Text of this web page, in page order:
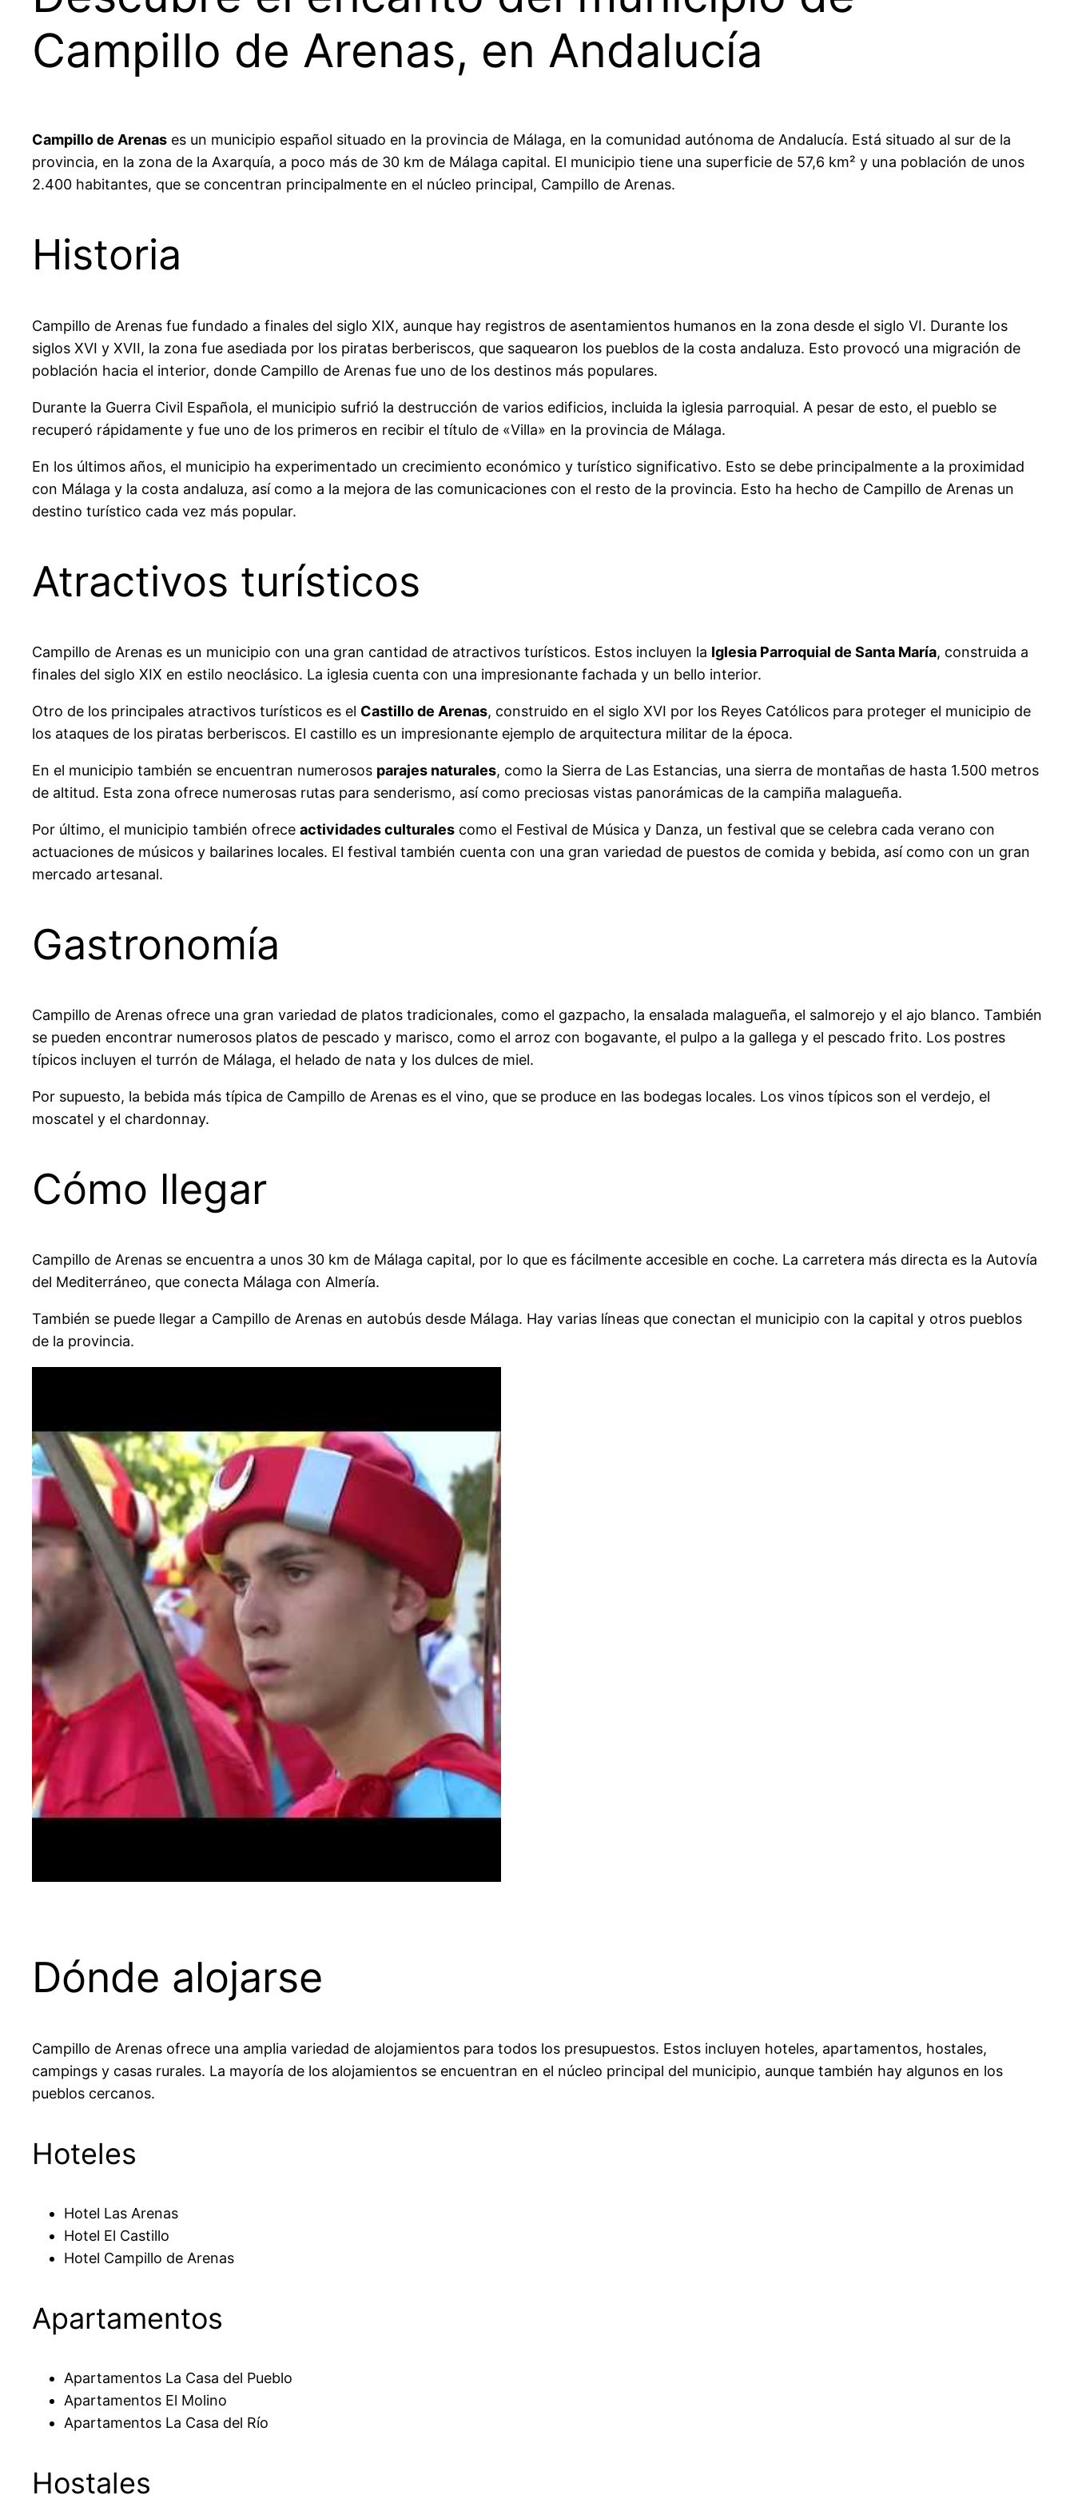
Campillo de Arenas, en Andalucía
Campillo de Arenas es un municipio español situado en la provincia de Málaga, en la comunidad autónoma de Andalucía. Está situado al sur de la
provincia, en la zona de la Axarquía, a poco más de 30 km de Málaga capital. El municipio tiene una superficie de 57,6 km² y una población de unos
2.400 habitantes, que se concentran principalmente en el núcleo principal, Campillo de Arenas.
Historia
Campillo de Arenas fue fundado a finales del siglo XIX, aunque hay registros de asentamientos humanos en la zona desde el siglo VI. Durante los
siglos XVI y XVII, la zona fue asediada por los piratas berberiscos, que saquearon los pueblos de la costa andaluza. Esto provocó una migración de
población hacia el interior, donde Campillo de Arenas fue uno de los destinos más populares.
Durante la Guerra Civil Española, el municipio sufrió la destrucción de varios edificios, incluida la iglesia parroquial. A pesar de esto, el pueblo se
recuperó rápidamente y fue uno de los primeros en recibir el título de «Villa» en la provincia de Málaga.
En los últimos años, el municipio ha experimentado un crecimiento económico y turístico significativo. Esto se debe principalmente a la proximidad
con Málaga y la costa andaluza, así como a la mejora de las comunicaciones con el resto de la provincia. Esto ha hecho de Campillo de Arenas un
destino turístico cada vez más popular.
Atractivos turísticos
Campillo de Arenas es un municipio con una gran cantidad de atractivos turísticos. Estos incluyen la Iglesia Parroquial de Santa María, construida a
finales del siglo XIX en estilo neoclásico. La iglesia cuenta con una impresionante fachada y un bello interior.
Otro de los principales atractivos turísticos es el Castillo de Arenas, construido en el siglo XVI por los Reyes Católicos para proteger el municipio de
los ataques de los piratas berberiscos. El castillo es un impresionante ejemplo de arquitectura militar de la época.
En el municipio también se encuentran numerosos parajes naturales, como la Sierra de Las Estancias, una sierra de montañas de hasta 1.500 metros
de altitud. Esta zona ofrece numerosas rutas para senderismo, así como preciosas vistas panorámicas de la campiña malagueña.
Por último, el municipio también ofrece actividades culturales como el Festival de Música y Danza, un festival que se celebra cada verano con
actuaciones de músicos y bailarines locales. El festival también cuenta con una gran variedad de puestos de comida y bebida, así como con un gran
mercado artesanal.
Gastronomía
Campillo de Arenas ofrece una gran variedad de platos tradicionales, como el gazpacho, la ensalada malagueña, el salmorejo y el ajo blanco. También
se pueden encontrar numerosos platos de pescado y marisco, como el arroz con bogavante, el pulpo a la gallega y el pescado frito. Los postres
típicos incluyen el turrón de Málaga, el helado de nata y los dulces de miel.
Por supuesto, la bebida más típica de Campillo de Arenas es el vino, que se produce en las bodegas locales. Los vinos típicos son el verdejo, el
moscatel y el chardonnay.
Cómo llegar
Campillo de Arenas se encuentra a unos 30 km de Málaga capital, por lo que es fácilmente accesible en coche. La carretera más directa es la Autovía
del Mediterráneo, que conecta Málaga con Almería.
También se puede llegar a Campillo de Arenas en autobús desde Málaga. Hay varias líneas que conectan el municipio con la capital y otros pueblos
de la provincia.
Dónde alojarse
Campillo de Arenas ofrece una amplia variedad de alojamientos para todos los presupuestos. Estos incluyen hoteles, apartamentos, hostales,
campings y casas rurales. La mayoría de los alojamientos se encuentran en el núcleo principal del municipio, aunque también hay algunos en los
pueblos cercanos.
Hoteles
Hotel Las Arenas
Hotel El Castillo
Hotel Campillo de Arenas
Apartamentos
Apartamentos La Casa del Pueblo
Apartamentos El Molino
Apartamentos La Casa del Río
Hostales